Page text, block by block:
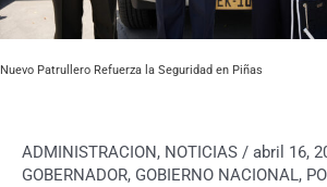
Nuevo Patrullero Refuerza la Seguridad en Piñas
ADMINISTRACION, NOTICIAS / abril 16,
GOBERNADOR, GOBIERNO NACIONAL,